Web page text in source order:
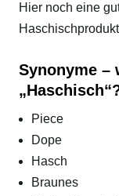
Hier noch eine
Synonyme –
Piece
Dope
Hasch
Braunes